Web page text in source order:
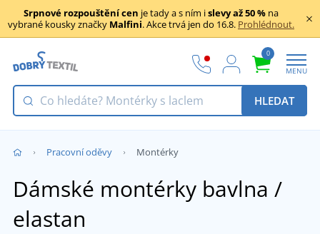
Srpnové rozpouštění cen je tady a s ním islevy až 50 % na
vybrané kousky značky Malfini. Akce trvá jen do 16.8. Prohlédnout.
0
MENU
HLEDAT
Pracovní oděvy Montérky
Dámské montérky bavlna /
elastan